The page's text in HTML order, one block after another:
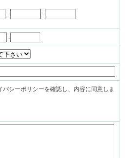
- -
-
バシーポリシーを確認し、内容に同意しま